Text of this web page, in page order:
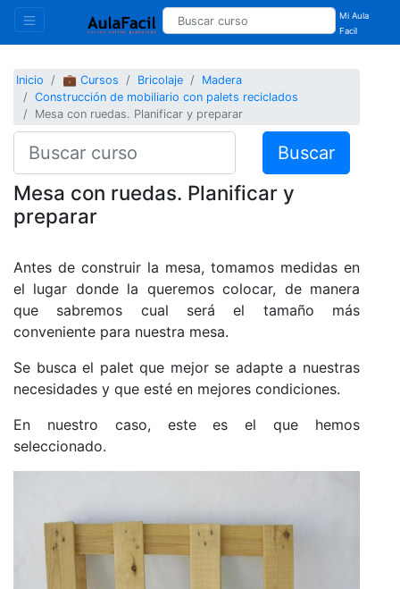
Mi Aula
Facil
Inicio 💼 Cursos Bricolaje
Madera
Construcción de mobiliario con palets reciclados
Mesa con ruedas. Planificar y preparar
Buscar
Mesa con ruedas. Planificar y
preparar
Antes de construir la mesa, tomamos medidas en
el lugar donde la queremos colocar, de manera
que sabremos cual será el tamaño más
conveniente para nuestra mesa.
Se busca el palet que mejor se adapte a nuestras
necesidades y que esté en mejores condiciones.
En nuestro caso, este es el que hemos
seleccionado.